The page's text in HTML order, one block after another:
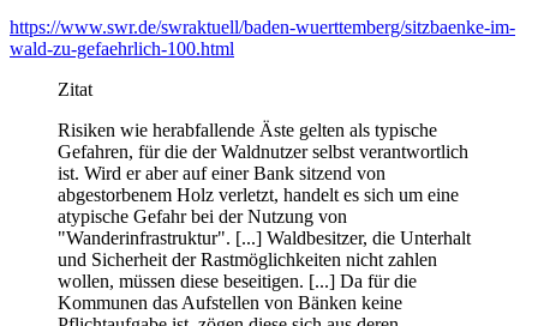
https://www.swr.de/swraktuell/baden-wuerttemberg/sitzbaenke-im-
wald-zu-gefaehrlich-100.html
Zitat
Risiken wie herabfallende Äste gelten als typische
Gefahren, für die der Waldnutzer selbst verantwortlich
ist. Wird er aber auf einer Bank sitzend von
abgestorbenem Holz verletzt, handelt es sich um eine
atypische Gefahr bei der Nutzung von
"Wanderinfrastruktur". [...] Waldbesitzer, die Unterhalt
und Sicherheit der Rastmöglichkeiten nicht zahlen
wollen, müssen diese beseitigen. [...] Da für die
Kommunen das Aufstellen von Bänken keine